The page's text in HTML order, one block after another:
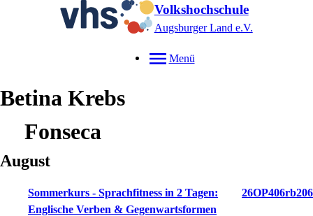
Volkshochschule
Augsburger Land e.V.
Menü
Betina Krebs
Fonseca
August
Sommerkurs - Sprachfitness in 2 Tagen:
Englische Verben & Gegenwartsformen
26OP406rb206